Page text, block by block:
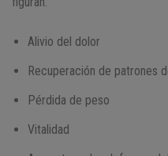
Alivio del dolor
Recuperación de patrones
Pérdida de peso
Vitalidad